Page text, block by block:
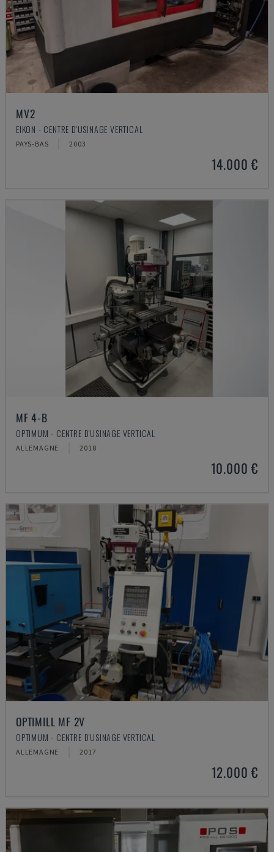
MV2
EIKON - CENTRE D'USINAGE VERTICAL
PAYS-BAS 2003
14.000 €
MF 4-B
OPTIMUM - CENTRE D'USINAGE VERTICAL
ALLEMAGNE 2018
10.000 €
OPTIMILL MF 2V
OPTIMUM - CENTRE D'USINAGE VERTICAL
ALLEMAGNE 2017
12.000 €